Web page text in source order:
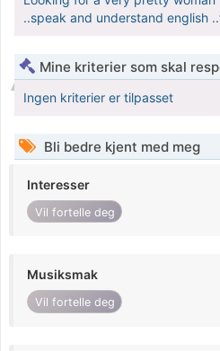
..speak and understand english
Mine kriterier som skal
Ingen kriterier er tilpasset
Bli bedre kjent med meg
Interesser
Vil fortelle deg
Musiksmak
Vil fortelle deg